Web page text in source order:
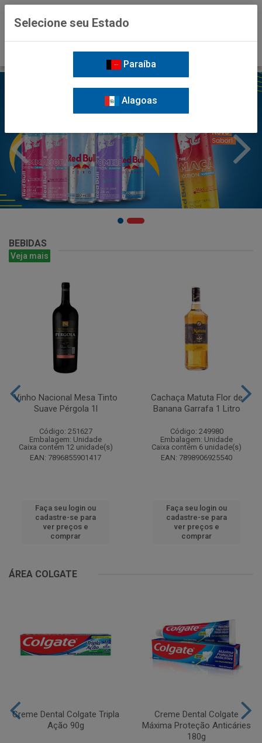
BEBIDAS
Veja mais
Vinho Nacional Mesa Tinto
Suave Pérgola 1l
Código: 251627
Embalagem: Unidade
Caixa contém 12 unidade(s)
EAN: 7896855901417
Faça seu login ou
cadastre-se para
ver preços e
comprar
Cachaça Matuta Flor de
Banana Garrafa 1 Litro
Código: 249980
Embalagem: Unidade
Caixa contém 6 unidade(s)
EAN: 7898906925540
Faça seu login ou
cadastre-se para
ver preços e
comprar
ÁREA COLGATE
Creme Dental Colgate Tripla
Ação 90g
Creme Dental Colgate
Máxima Proteção Anticáries
180g
Selecione seu Estado
Paraíba
Alagoas